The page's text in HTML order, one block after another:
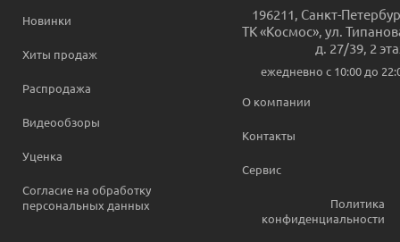
Новинки
Хиты продаж
Распродажа
Видеообзоры
Уценка
Согласие на обработку
персональных данных
196211 Санкт-
ТК «Космос», ул.
д. 27/39, 2
ежедневно c 10:00 до
О компании
Контакты
Сервис
Политика
конфиденциальности